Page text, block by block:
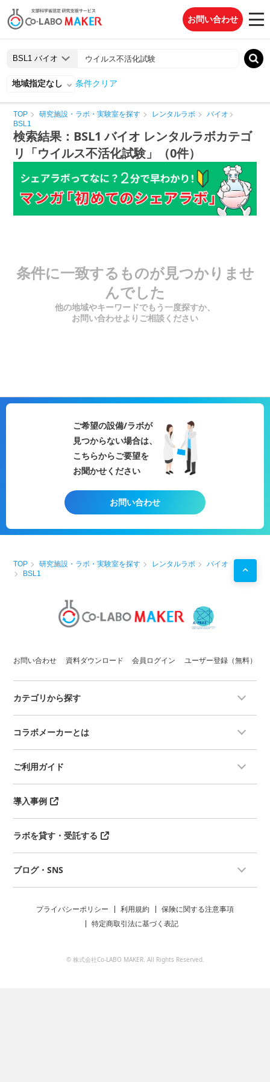
お問い合わせ
地域指定なし 条件クリア
TOP 研究施設・ラボ・実験室を探す レンタルラボ
バイオ
BSL1
検索結果：BSL1 バイオ レンタルラボカテゴ
リ「ウイルス不活化試験」（0件）
条件に一致するものが見つかりませ
んでした
他の地域やキーワードでもう一度探すか、
お問い合わせよりご相談ください
ご希望の設備/ラボが
見つからない場合は、
こちらからご要望を
お聞かせください
お問い合わせ
TOP 研究施設・ラボ・実験室を探す レンタルラボ
バイオ
BSL1
お問い合わせ 資料ダウンロード 会員ログイン ユーザー登録（無料）
カテゴリから探す
コラボメーカーとは
ご利用ガイド
導入事例
ラボを貸す・受託する
ブログ・SNS
プライバシーポリシー 利用規約
保険に関する注意事項
特定商取引法に基づく表記
© 株式会社Co-LABO MAKER. All Rights Reserved.